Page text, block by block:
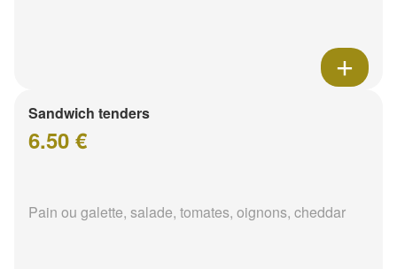
Sandwich tenders
6.50 €
Pain ou galette, salade, tomates, oignons, cheddar